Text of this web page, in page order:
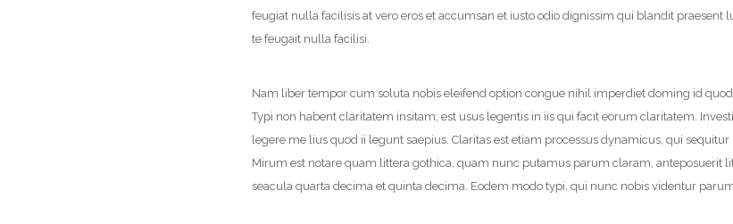
feugiat nulla facilisis at vero eros et accumsan et iusto odio dignissim qui blandit
te feugait nulla facilisi.
Nam liber tempor cum soluta nobis eleifend option congue nihil imperdiet doming id
Typi non habent claritatem insitam; est usus legentis in iis qui facit eorum claritatem.
legere me lius quod ii legunt saepius. Claritas est etiam processus dynamicus, qui
Mirum est notare quam littera gothica, quam nunc putamus parum claram, anteposuerit
seacula quarta decima et quinta decima. Eodem modo typi, qui nunc nobis videntur